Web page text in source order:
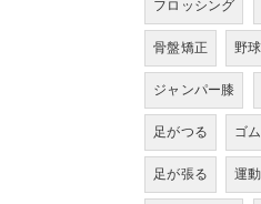
フロッシング
骨盤矯正
野
ジャンパー膝
足がつる
ゴ
足が張る
運動